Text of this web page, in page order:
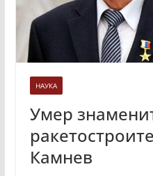
НАУКА
Умер
Камнев